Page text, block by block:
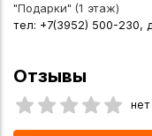
"Подарки" (1 этаж)
тел: +7(3952) 500-230,
Отзывы